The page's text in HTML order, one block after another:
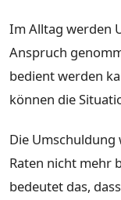
Im Alltag werden
Anspruch
bedient werden
können die
Die
Raten nicht mehr
bedeutet das,